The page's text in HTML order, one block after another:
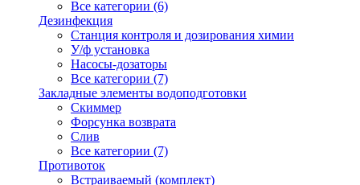
Все категории (6)
Дезинфекция
Станция контроля и дозирования химии
У/ф установка
Насосы-дозаторы
Все категории (7)
Закладные элементы водоподготовки
Скиммер
Форсунка возврата
Слив
Все категории (7)
Противоток
Встраиваемый (комплект)